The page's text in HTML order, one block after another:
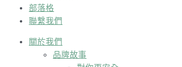
部落格
聯繫我們
關於我們
品牌故事